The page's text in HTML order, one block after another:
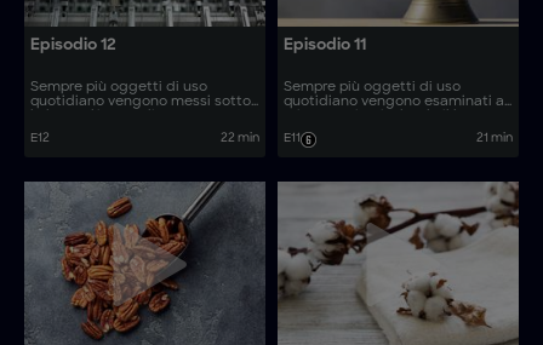
Episodio 12
Sempre più oggetti di uso
quotidiano vengono messi sotto
rivelando il loro processo di
produzione. Come vengono
E12 22 min
Episodio 11
Sempre più oggetti di uso
quotidiano vengono esaminati al
processo di produzione. Come
vengono realizzati oggetti come
E11 21 min